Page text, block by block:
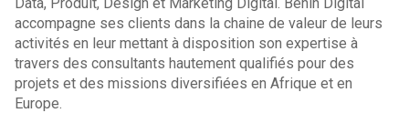
accompagne ses clients dans la chaine de valeur de leurs
activités en leur mettant à disposition son expertise à
travers des consultants hautement qualifiés pour des
projets et des missions diversifiées en Afrique et en
Europe.